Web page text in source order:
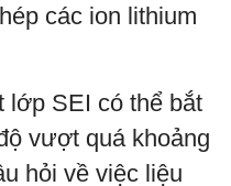
các ion lithium
lớp SEI có thể bắt
vượt quá khoảng
hỏi về việc liệu